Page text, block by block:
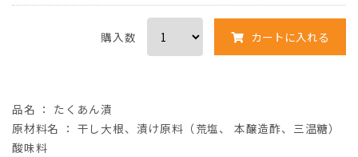
購入数 カートに入れる
品名 ： たくあん漬
原材料名 ： 干し大根、漬け原料（荒塩、
本醸造酢、三温糖）
酸味料